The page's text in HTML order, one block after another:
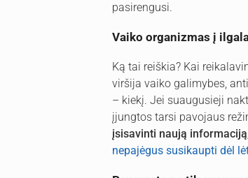
pasirengusi.
Vaiko organizmas į
Ką tai reiškia? Kai
viršija vaiko galimybes,
– kiekį. Jei suaugusieji
įjungtos tarsi pavojaus
įsisavinti naują
nepajėgus susikaupti dėl